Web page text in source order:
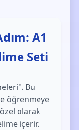
A1
Seti
Bu
öğrenmeye
olarak
içerir.